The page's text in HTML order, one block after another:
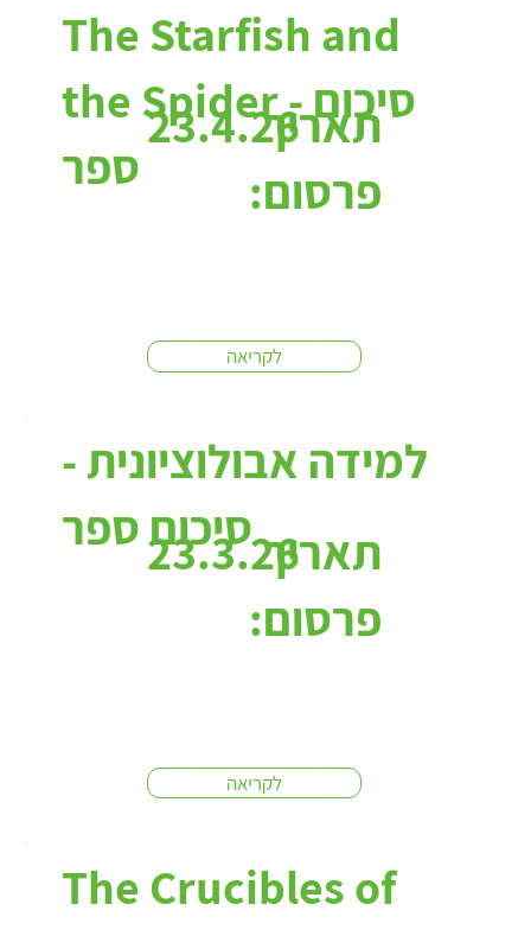
The Starfish and
the Spider - סיכום
ספר
לקריאה
23.4.26תאריך
פרסום:
למידה אבולוציונית -
סיכום ספר
לקריאה
23.3.26תאריך
פרסום:
The Crucibles of